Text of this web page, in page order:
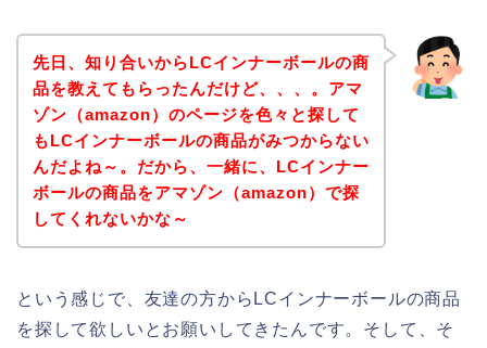
先日、知り合いからLCインナーボールの商
品を教えてもらったんだけど、、、。アマ
ゾン（amazon）のページを色々と探して
もLCインナーボールの商品がみつからない
んだよね～。だから、一緒に、LCインナー
ボールの商品をアマゾン（amazon）で探
してくれないかな～
という感じで、友達の方からLCインナーボールの商品
を探して欲しいとお願いしてきたんです。そして、そ